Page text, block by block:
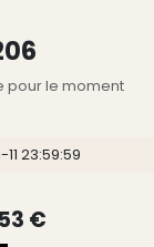
pour le moment
€